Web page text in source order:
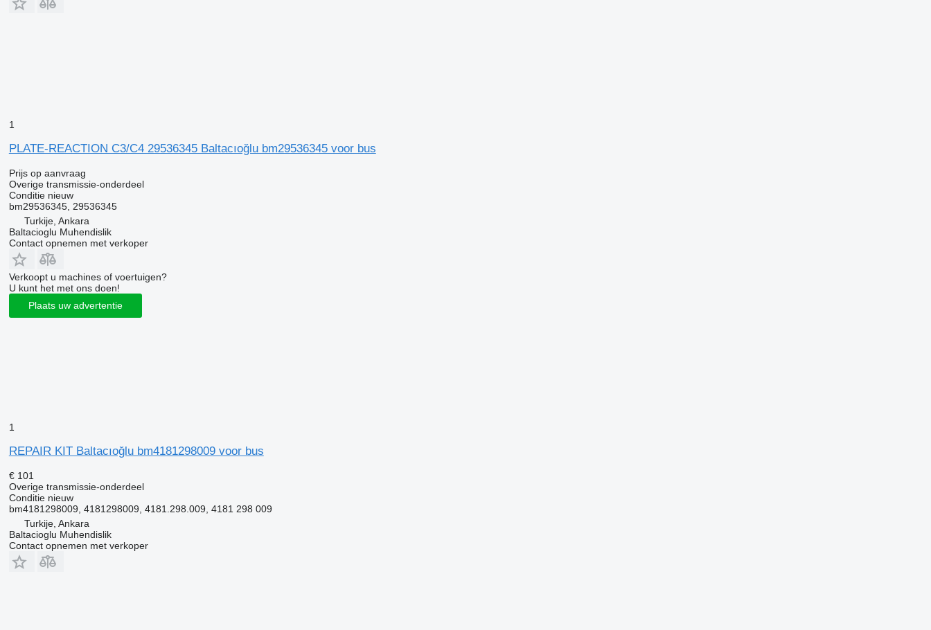
1
PLATE-REACTION C3/C4 29536345 Baltacıoğlu bm29536345 voor bus
Prijs op aanvraag
Overige transmissie-onderdeel
Conditienieuw
bm29536345, 29536345
Turkije, Ankara
Baltacioglu Muhendislik
Contact opnemen met verkoper
Verkoopt u machines of voertuigen?
U kunt het met ons doen!
Plaats uw advertentie
1
REPAIR KIT Baltacıoğlu bm4181298009 voor bus
€ 101
Overige transmissie-onderdeel
Conditienieuw
bm4181298009, 4181298009, 4181.298.009, 4181 298 009
Turkije, Ankara
Baltacioglu Muhendislik
Contact opnemen met verkoper